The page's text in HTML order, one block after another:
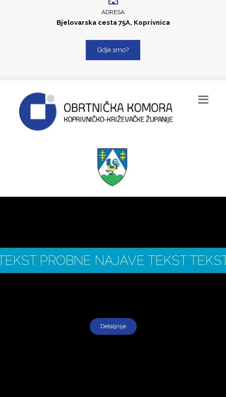
ADRESA
Bjelovarska cesta 75A, Koprivnica
Gdje smo?
PROBNE NAJAVE TEKST
Detaljnije